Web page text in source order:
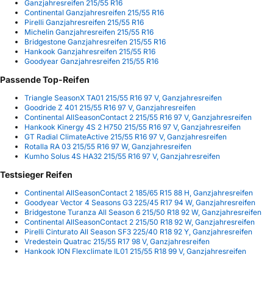
Ganzjahresreifen 215/55 R16
Continental Ganzjahresreifen 215/55 R16
Pirelli Ganzjahresreifen 215/55 R16
Michelin Ganzjahresreifen 215/55 R16
Bridgestone Ganzjahresreifen 215/55 R16
Hankook Ganzjahresreifen 215/55 R16
Goodyear Ganzjahresreifen 215/55 R16
Passende Top-Reifen
Triangle SeasonX TA01 215/55 R16 97 V, Ganzjahresreifen
Goodride Z 401 215/55 R16 97 V, Ganzjahresreifen
Continental AllSeasonContact 2 215/55 R16 97 V, Ganzjahresreifen
Hankook Kinergy 4S 2 H750 215/55 R16 97 V, Ganzjahresreifen
GT Radial ClimateActive 215/55 R16 97 V, Ganzjahresreifen
Rotalla RA 03 215/55 R16 97 W, Ganzjahresreifen
Kumho Solus 4S HA32 215/55 R16 97 V, Ganzjahresreifen
Testsieger Reifen
Continental AllSeasonContact 2 185/65 R15 88 H, Ganzjahresreifen
Goodyear Vector 4 Seasons G3 225/45 R17 94 W, Ganzjahresreifen
Bridgestone Turanza All Season 6 215/50 R18 92 W, Ganzjahresreifen
Continental AllSeasonContact 2 215/50 R18 92 W, Ganzjahresreifen
Pirelli Cinturato All Season SF3 225/40 R18 92 Y, Ganzjahresreifen
Vredestein Quatrac 215/55 R17 98 V, Ganzjahresreifen
Hankook ION Flexclimate IL01 215/55 R18 99 V, Ganzjahresreifen